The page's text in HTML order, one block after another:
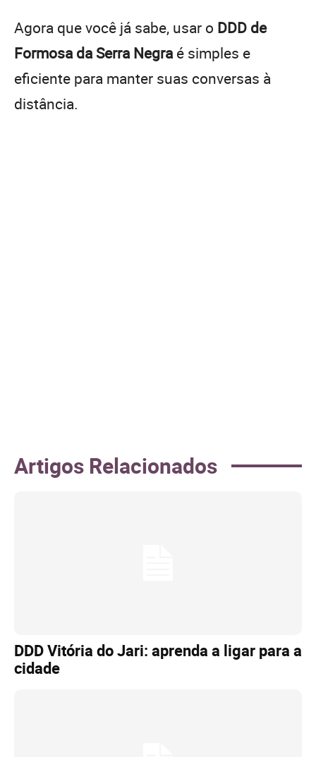
Agora que você já sabe, usar o DDD de
Formosa da Serra Negra é simples e
eficiente para manter suas conversas à
distância.
Artigos Relacionados
DDD Vitória do Jari: aprenda a ligar para a
cidade